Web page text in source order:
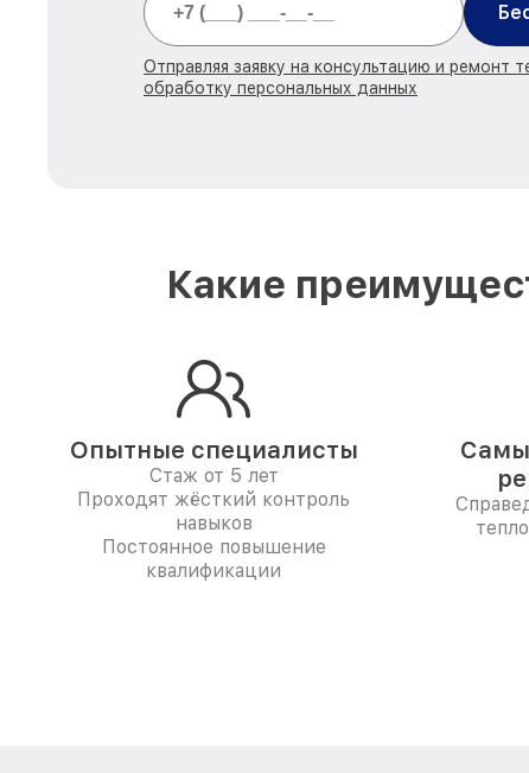
Отправляя заявку на консультацию и ремонт
обработку персональных данных
Какие
Опытные специалисты
Стаж от 5 лет
Проходят жёсткий контроль
навыков
Постоянное повышение
квалификации